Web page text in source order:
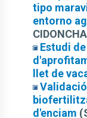
tipo
entorno
Estudi
llet de
d'enciam